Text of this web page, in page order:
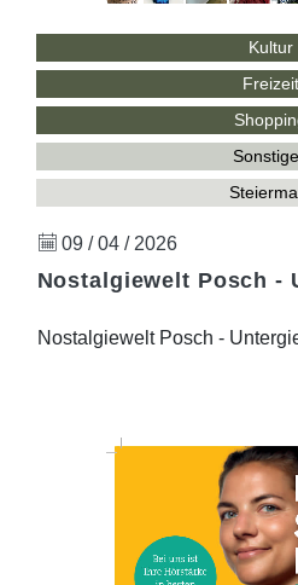
Kultur
Freizeit
09 / 04 / 2026
Nostalgiewelt Posch -
Nostalgiewelt Posch -